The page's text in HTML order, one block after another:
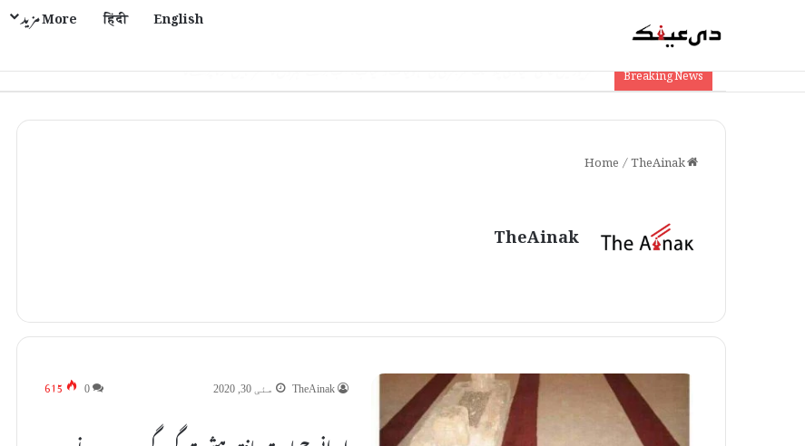
English
हिंदी More مزید
Breaking News مظفرپور: آئی سی آئی سی آئی بینک کو 1.74 کروڑ کا چونا، جعلی دستاویزات سے فراڈ
/TheAinak
TheAinak
TheAinak مئی 30, 2020 0
615